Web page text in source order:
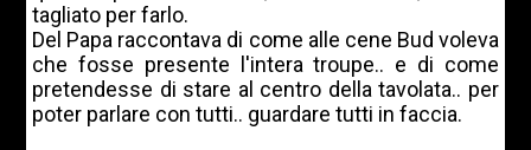
tagliato per farlo.
Del Papa raccontava di come alle cene Bud voleva
che fosse presente l'intera troupe.. e di come
pretendesse di stare al centro della tavolata.. per
poter parlare con tutti.. guardare tutti in faccia.